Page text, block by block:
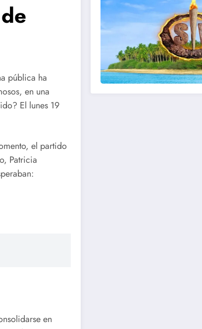
pública ha
en una
El lunes 19
el partido
Patricia
en